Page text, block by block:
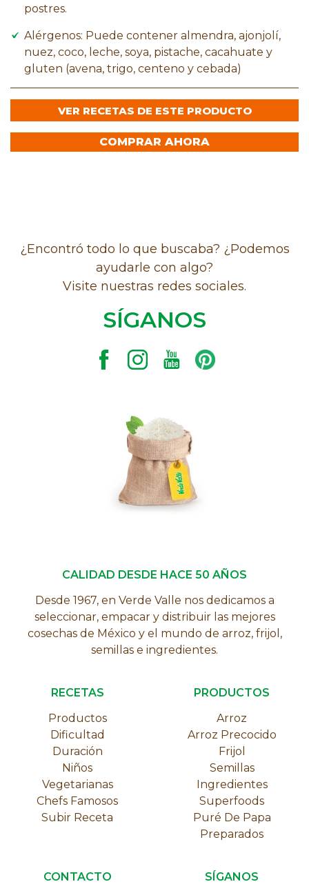
postres.
Alérgenos: Puede contener almendra, ajonjolí,
nuez, coco, leche, soya, pistache, cacahuate y
gluten (avena, trigo, centeno y cebada)
VER RECETAS DE ESTE PRODUCTO
COMPRAR AHORA
¿Encontró todo lo que buscaba? ¿Podemos
ayudarle con algo?
Visite nuestras redes sociales.
SÍGANOS
CALIDAD DESDE HACE 50 AÑOS
Desde 1967, en Verde Valle nos dedicamos a
seleccionar, empacar y distribuir las mejores
cosechas de México y el mundo de arroz, frijol,
semillas e ingredientes.
RECETAS
Productos
Dificultad
Duración
Niños
Vegetarianas
Chefs Famosos
Subir Receta
PRODUCTOS
Arroz
Arroz Precocido
Frijol
Semillas
Ingredientes
Superfoods
Puré De Papa
Preparados
CONTACTO SÍGANOS